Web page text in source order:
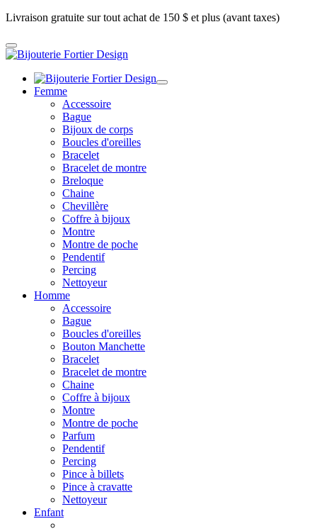
Livraison gratuite sur tout achat de 150 $ et plus (avant taxes)
Femme
Accessoire
Bague
Bijoux de corps
Boucles d'oreilles
Bracelet
Bracelet de montre
Breloque
Chaine
Chevillère
Coffre à bijoux
Montre
Montre de poche
Pendentif
Percing
Nettoyeur
Homme
Accessoire
Bague
Boucles d'oreilles
Bouton Manchette
Bracelet
Bracelet de montre
Chaine
Coffre à bijoux
Montre
Montre de poche
Parfum
Pendentif
Percing
Pince à billets
Pince à cravatte
Nettoyeur
Enfant